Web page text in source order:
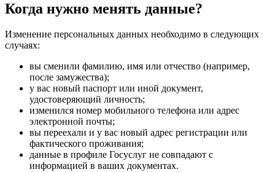
Когда нужно менять данные?
Изменение персональных данных необходимо в следующих
случаях:
вы сменили фамилию, имя или отчество (например,
после замужества);
у вас новый паспорт или иной документ,
удостоверяющий личность;
изменился номер мобильного телефона или адрес
электронной почты;
вы переехали и у вас новый адрес регистрации или
фактического проживания;
данные в профиле Госуслуг не совпадают с
информацией в ваших документах.